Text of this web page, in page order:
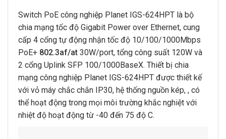
Switch PoE công nghiệp Planet IGS-624HPT là bộ
chia mạng tốc độ Gigabit Power over Ethernet, cung
cấp 4 cổng tự động nhận tốc độ 10/100/1000Mbps
PoE+ 802.3af/at 30W/port, tổng công suất 120W và
2 cổng Uplink SFP 100/1000BaseX. Thiết bị chia
mạng công nghiệp Planet IGS-624HPT được thiết kế
với vỏ máy chắc chắn IP30, hệ thống nguồn kép, , có
thể hoạt động trong mọi môi trường khắc nghiệt với
nhiệt độ hoạt động từ -40 đến 75 độ C.